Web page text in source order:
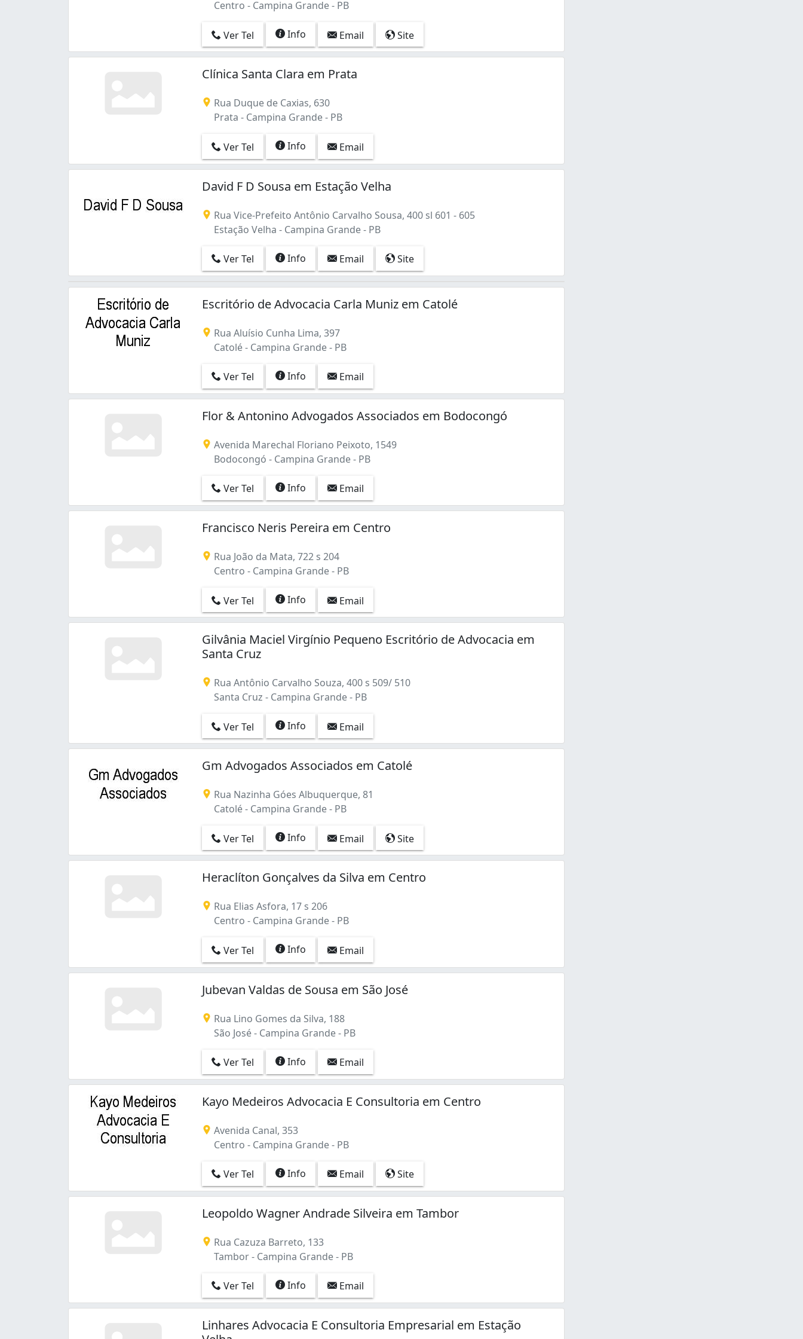
Centro - Campina Grande - PB
Ver Tel Info Email Site
Clínica Santa Clara em Prata
Rua Duque de Caxias, 630
Prata - Campina Grande - PB
Ver Tel Info Email
David F D Sousa em Estação Velha
Rua Vice-Prefeito Antônio Carvalho Sousa, 400 sl 601 - 605
Estação Velha - Campina Grande - PB
Ver Tel Info Email Site
Escritório de Advocacia Carla Muniz em Catolé
Rua Aluísio Cunha Lima, 397
Catolé - Campina Grande - PB
Ver Tel Info Email
Flor & Antonino Advogados Associados em Bodocongó
Avenida Marechal Floriano Peixoto, 1549
Bodocongó - Campina Grande - PB
Ver Tel Info Email
Francisco Neris Pereira em Centro
Rua João da Mata, 722 s 204
Centro - Campina Grande - PB
Ver Tel Info Email
Gilvânia Maciel Virgínio Pequeno Escritório de Advocacia em
Santa Cruz
Rua Antônio Carvalho Souza, 400 s 509/ 510
Santa Cruz - Campina Grande - PB
Ver Tel Info Email
Gm Advogados Associados em Catolé
Rua Nazinha Góes Albuquerque, 81
Catolé - Campina Grande - PB
Ver Tel Info Email Site
Heraclíton Gonçalves da Silva em Centro
Rua Elias Asfora, 17 s 206
Centro - Campina Grande - PB
Ver Tel Info Email
Jubevan Valdas de Sousa em São José
Rua Lino Gomes da Silva, 188
São José - Campina Grande - PB
Ver Tel Info Email
Kayo Medeiros Advocacia E Consultoria em Centro
Avenida Canal, 353
Centro - Campina Grande - PB
Ver Tel Info Email Site
Leopoldo Wagner Andrade Silveira em Tambor
Rua Cazuza Barreto, 133
Tambor - Campina Grande - PB
Ver Tel Info Email
Linhares Advocacia E Consultoria Empresarial em Estação